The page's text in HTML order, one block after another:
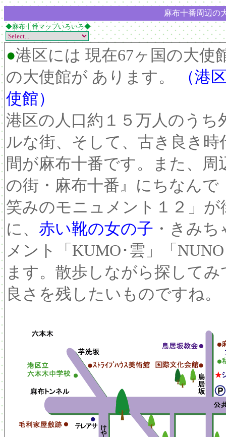
麻布十番周辺の
◆麻布十番マップいろいろ◆
●港区には 現在67ヶ国の大使
の大使館が あります。
（港
使館）
港区の人口約１５万人のう
ルな街、そして、古き良き
間が麻布十番です。また、
の街・麻布十番』にちなん
笑みのモニュメント１２」
に、 赤い靴の女の子 ・きみ
メント「KUMO･雲」「
ます。散歩しながら探して
良さを残したいものですね。